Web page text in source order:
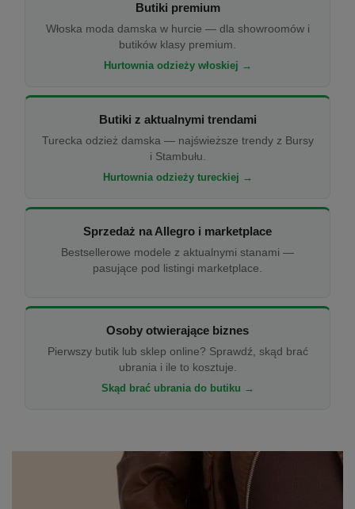
Butiki premium
Włoska moda damska w hurcie — dla showroomów i
butików klasy premium.
Hurtownia odzieży włoskiej →
Butiki z aktualnymi trendami
Turecka odzież damska — najświeższe trendy z Bursy
i Stambułu.
Hurtownia odzieży tureckiej →
Sprzedaż na Allegro i marketplace
Bestsellerowe modele z aktualnymi stanami —
pasujące pod listingi marketplace.
Osoby otwierające biznes
Pierwszy butik lub sklep online? Sprawdź, skąd brać
ubrania i ile to kosztuje.
Skąd brać ubrania do butiku →